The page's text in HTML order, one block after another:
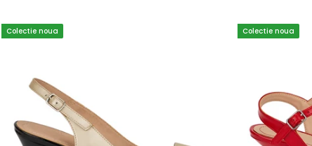
Colectie noua Colectie noua